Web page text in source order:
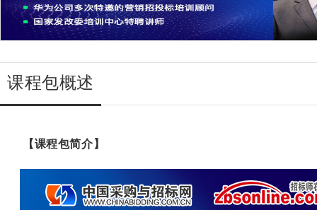
课程包概述
【课程包简介】